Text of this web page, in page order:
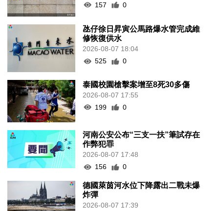
157
0
氹仔徐日昇寅公馬路爆水管完成維
修恢復供水
2026-08-07 18:04
525
0
泰國校園槍擊案增至8死30多傷
2026-08-07 17:55
199
0
河南公安公布“三支一扶”筆試存在
作弊犯罪
2026-08-07 17:48
156
0
德國萊茵河水位下降露出二戰未爆
炸彈
2026-08-07 17:39